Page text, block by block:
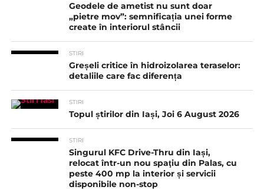
Geodele de ametist nu sunt doar
„pietre mov”: semnificația unei forme
create în interiorul stâncii
STIRI
Greșeli critice în hidroizolarea teraselor:
detaliile care fac diferența
STIRI
Topul știrilor din Iași, Joi 6 August 2026
STIRI
Singurul KFC Drive-Thru din Iași,
relocat într-un nou spaţiu din Palas, cu
peste 400 mp la interior și servicii
disponibile non-stop